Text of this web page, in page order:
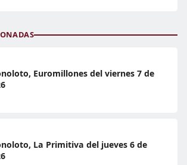
Euromillones del viernes 7 de
La Primitiva del jueves 6 de